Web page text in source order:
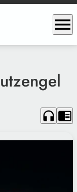
menu
headphones chrome_reader_mode